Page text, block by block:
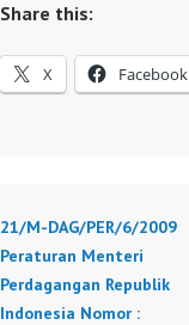
Share this:
X Facebook
21/M-DAG/PER/6/2009
Peraturan Menteri
Perdagangan Republik
Indonesia Nomor :